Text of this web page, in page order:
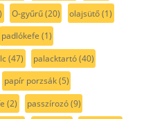
O-gyűrű(20) olajsütő(1)
padlókefe (1)
(47) palacktartó(40)
papír porzsák(5)
(2) passzírozó(9)